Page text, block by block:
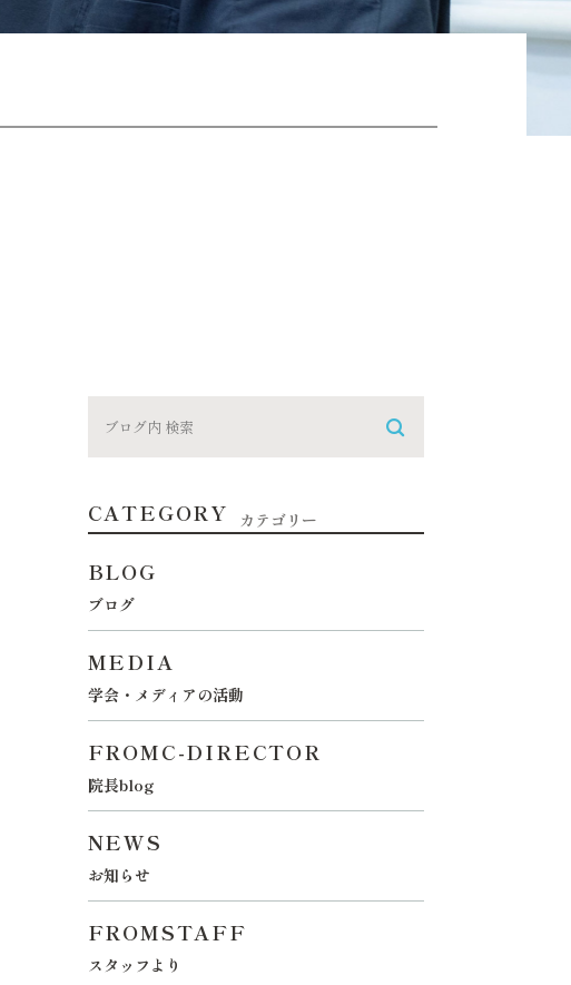
CATEGORY カテゴリー
BLOG
ブログ
MEDIA
学会・メディアの活動
FROMC-DIRECTOR
院長blog
NEWS
お知らせ
FROMSTAFF
スタッフより